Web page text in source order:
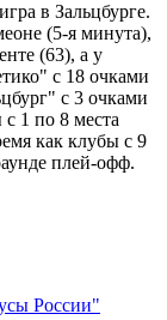
в Зальцбурге.
(5-я минута),
(63), а у
с 18 очками
с 3 очками
1 по 8 места
как клубы с 9
плей-офф.